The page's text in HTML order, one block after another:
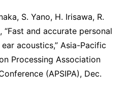
S. Yano, H. Irisawa, R.
“Fast and accurate personal
acoustics,” Asia-Pacific
Processing Association
(APSIPA), Dec.